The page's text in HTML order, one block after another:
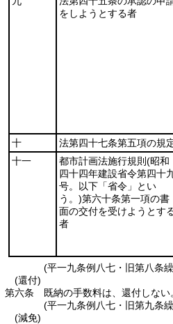
をしようとする者
十
法第四十七条第五項の規
十一
都市計画法施行規則 (昭和
四十四年建設省令第四十
号。以下「省令」とい
う。)第六十条第一項の書
面の交付を受けようとす
者
(平一九条例八七・旧第八条
(還付)
第六条
既納の手数料は、還付しない
(平一九条例八七・旧第九条
(減免)